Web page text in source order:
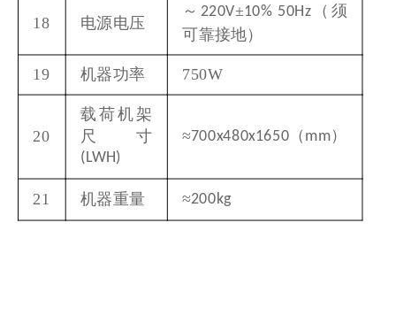
18 电源电压
～ 220V±10% 50Hz （须
可靠接地）
19 机器功率 750W
20
载荷机架
尺寸
(LWH)
≈700x480x1650 （ mm）
21 机器重量 ≈200kg